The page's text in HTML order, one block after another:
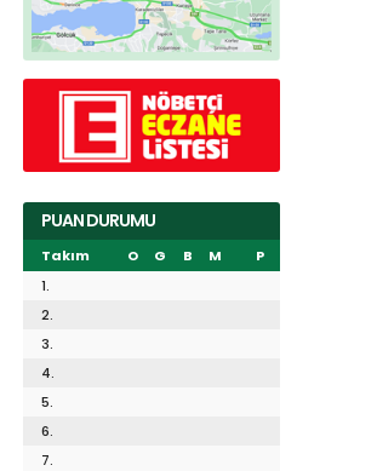
PUAN DURUMU
Takım O G B M
P
1.
2.
3.
4.
5.
6.
7.